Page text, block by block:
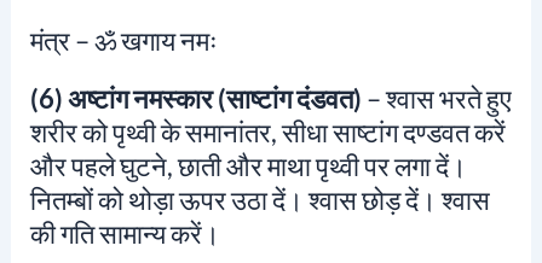
मंत्र –ॐ खगाय नमः
(6) अष्टांग नमस्कार (साष्टांग दंडवत) – श्वास भरते हुए
शरीर को पृथ्वी के समानांतर, सीधा साष्टांग दण्डवत करें
और पहले घुटने, छाती और माथा पृथ्वी पर लगा दें।
नितम्बों को थोड़ा ऊपर उठा दें। श्वास छोड़ दें। श्वास
की गति सामान्य करें।